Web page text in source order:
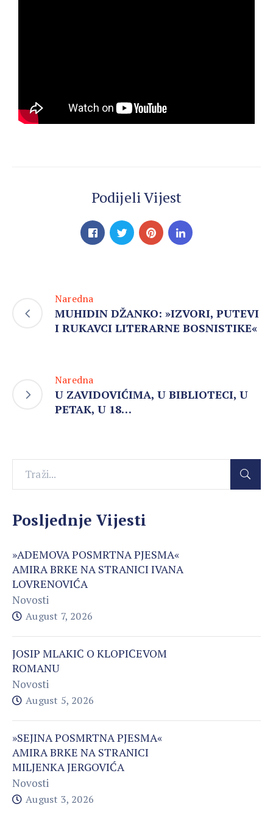
Podijeli Vijest
Naredna
MUHIDIN DŽANKO: »IZVORI, PUTEVI
I RUKAVCI LITERARNE BOSNISTIKE«
Naredna
U ZAVIDOVIĆIMA, U BIBLIOTECI, U
PETAK, U 18…
Posljednje Vijesti
»ADEMOVA POSMRTNA PJESMA«
AMIRA BRKE NA STRANICI IVANA
LOVRENOVIĆA
Novosti
August 7, 2026
JOSIP MLAKIĆ O KLOPIĆEVOM
ROMANU
Novosti
August 5, 2026
»SEJINA POSMRTNA PJESMA«
AMIRA BRKE NA STRANICI
MILJENKA JERGOVIĆA
Novosti
August 3, 2026